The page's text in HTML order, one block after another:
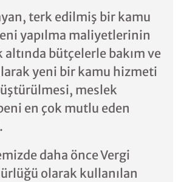
terk edilmiş bir kamu
yapılma maliyetlerinin
altında bütçelerle bakım ve
yeni bir kamu hizmeti
meslek
en çok mutlu eden
daha önce Vergi
olarak kullanılan